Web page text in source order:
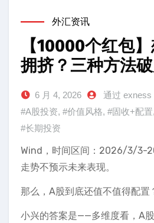
外汇资讯
【10000个红包
拥挤？三种方法
6 月 4, 2026 通过 exness
#A股投资, #价值风格, #固收+配置,
#长期投资
Wind，时间区间：2026/3/3-
走势不预示未来表现。
那么，A股到底还值不值得配置
小兴的答案是——多维度看，A